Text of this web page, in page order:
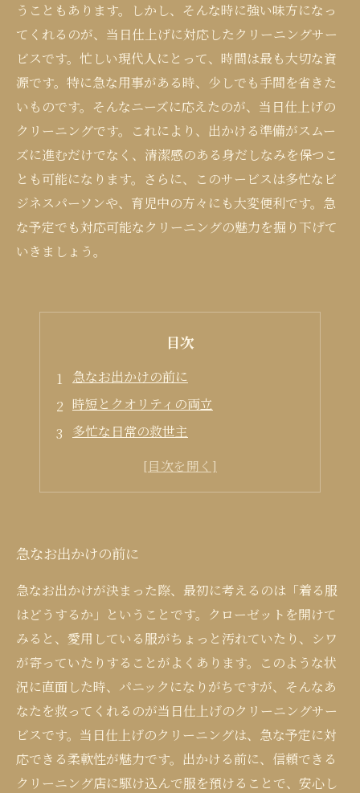
うこともあります。しかし、そんな時に強い味方になっ
てくれるのが、当日仕上げに対応したクリーニングサー
ビスです。忙しい現代人にとって、時間は最も大切な資
源です。特に急な用事がある時、少しでも手間を省きた
いものです。そんなニーズに応えたのが、当日仕上げの
クリーニングです。これにより、出かける準備がスムー
ズに進むだけでなく、清潔感のある身だしなみを保つこ
とも可能になります。さらに、このサービスは多忙なビ
ジネスパーソンや、育児中の方々にも大変便利です。急
な予定でも対応可能なクリーニングの魅力を掘り下げて
いきましょう。
目次
急なお出かけの前に
時短とクオリティの両立
多忙な日常の救世主
清潔感を保つことの重要性
急なお出かけの前に
急なお出かけが決まった際、最初に考えるのは「着る服
はどうするか」ということです。クローゼットを開けて
みると、愛用している服がちょっと汚れていたり、シワ
が寄っていたりすることがよくあります。このような状
況に直面した時、パニックになりがちですが、そんなあ
なたを救ってくれるのが当日仕上げのクリーニングサー
ビスです。当日仕上げのクリーニングは、急な予定に対
応できる柔軟性が魅力です。出かける前に、信頼できる
クリーニング店に駆け込んで服を預けることで、安心し